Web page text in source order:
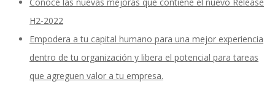
Soporte SuccessFactors
H2-2022
Empodera a tu capital humano para una mejor experiencia
dentro de tu organización y libera el potencial para tareas
que agreguen valor a tu empresa.